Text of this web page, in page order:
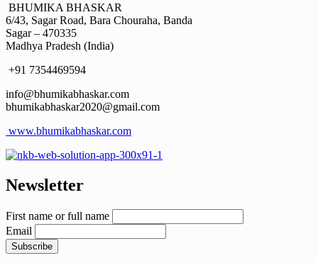
BHUMIKA BHASKAR
6/43, Sagar Road, Bara Chouraha, Banda
Sagar – 470335
Madhya Pradesh (India)
+91 7354469594
info@bhumikabhaskar.com
bhumikabhaskar2020@gmail.com
www.bhumikabhaskar.com
Newsletter
First name or full name
Email